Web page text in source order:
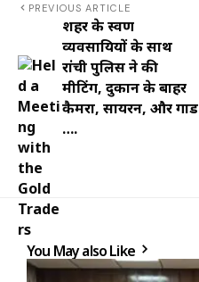
PREVIOUS ARTICLE
शहर के स्वर्ण
व्यवसायियों के साथ
रांची पुलिस ने की
मीटिंग, दुकान के बाहर
कैमरा, सायरन, और गार्ड
….
You May also Like